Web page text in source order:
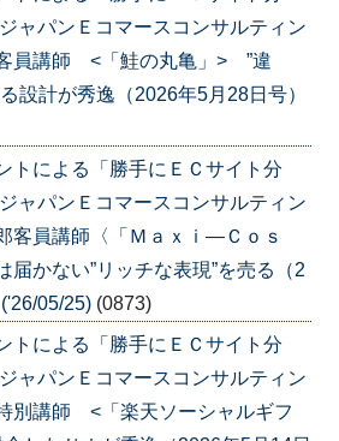
パンＥコマースコンサルティン
員講師 <「鮭の丸亀」> ”違
設計が秀逸（2026年5月28日号）
トによる「勝手にＥＣサイト分
パンＥコマースコンサルティン
員講師〈「Ｍａｘｉ―Ｃｏｓ
届かない”リッチな表現”を売る（2
05/25) (0873)
トによる「勝手にＥＣサイト分
パンＥコマースコンサルティン
別講師 <「楽天ソーシャルギフ